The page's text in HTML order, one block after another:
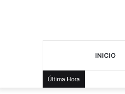
INICIO
Última Hora